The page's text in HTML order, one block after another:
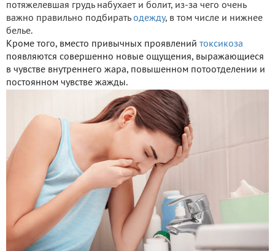
потяжелевшая грудь набухает и болит, из-за чего очень
важно правильно подбирать одежду, в том числе и нижнее
белье.
Кроме того, вместо привычных проявлений токсикоза
появляются совершенно новые ощущения, выражающиеся
в чувстве внутреннего жара, повышенном потоотделении и
постоянном чувстве жажды.